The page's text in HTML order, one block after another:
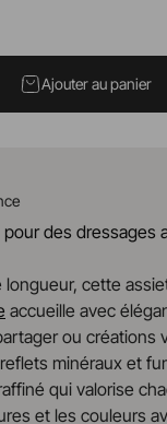
Ajouter au panier
des dressages
longueur, cette
accueille avec
ou créations
minéraux et
qui valorise
et les couleurs